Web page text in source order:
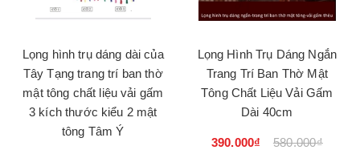
Lọng hình trụ dáng dài của
Tây Tạng trang trí ban thờ
mật tông chất liệu vải gấm
3 kích thước kiểu 2 mật
tông Tâm Ý
Lọng Hình Trụ Dáng Ngắn
Trang Trí Ban Thờ Mật
Tông Chất Liệu Vải Gấm
Dài 40cm
390.000₫ 580.000₫